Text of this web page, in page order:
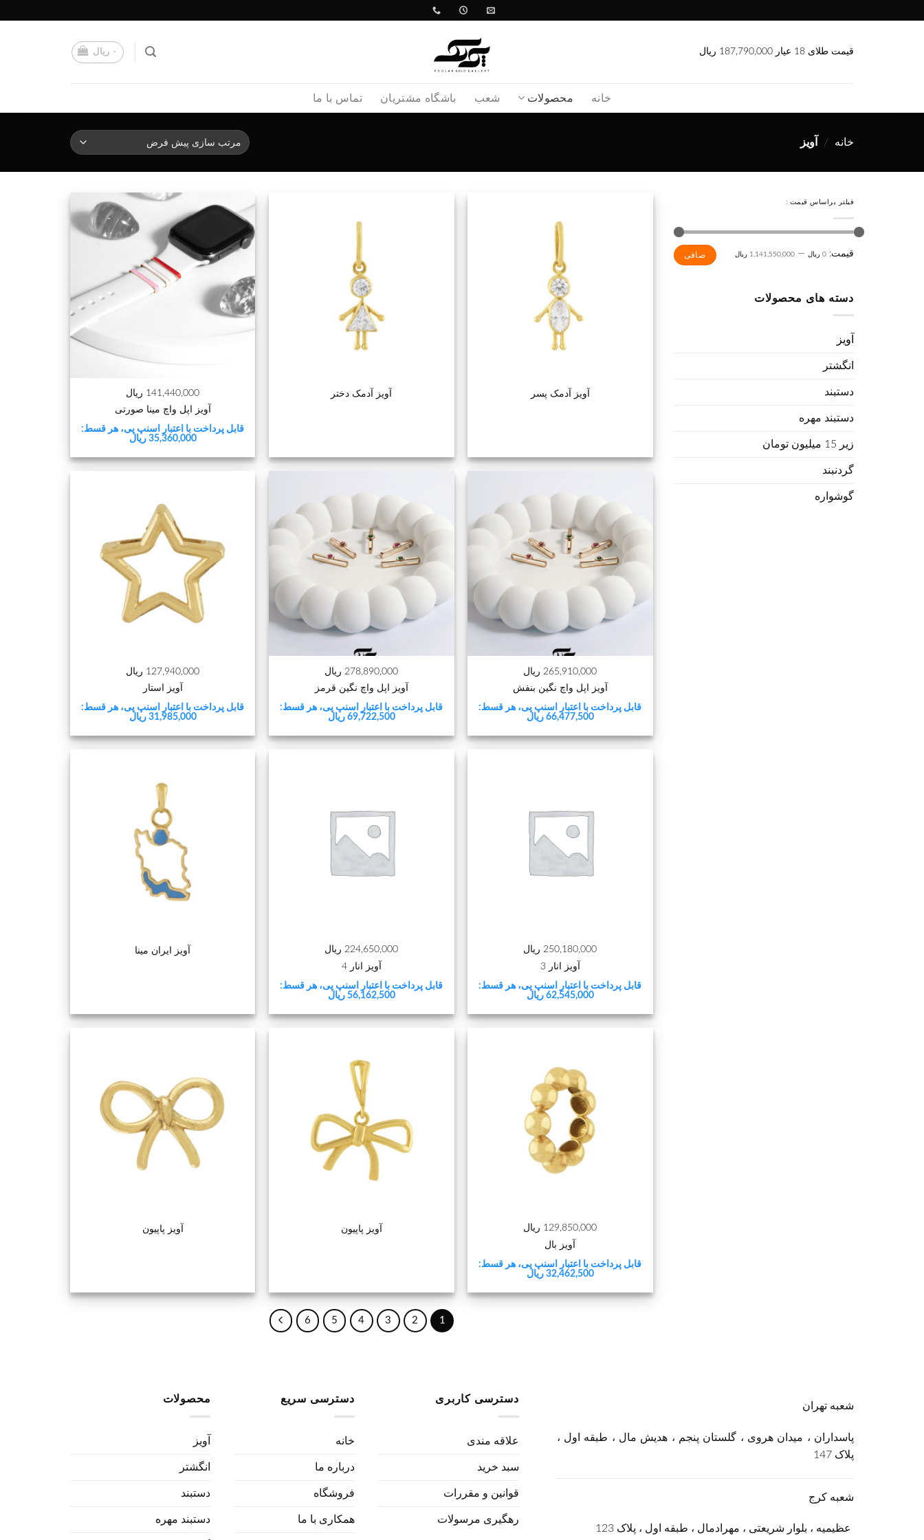
قیمت طلای 18 عیار 187,790,000 ریال ۰ ریال
خانه محصولات شعب باشگاه مشتریان تماس با ما
خانه / آویز
فیلتر براساس قیمت :
قیمت
قيمت
صافی قيمت: 0 ریال — 1,141,550,000 ریال
دسته های محصولات
آویز
انگشتر
دستبند
دستبند مهره
زیر 15 میلیون تومان
گردنبند
گوشواره
آویز آدمک پسر آویز آدمک دختر
141,440,000 ریال
آویز اپل واچ مینا صورتی
قابل پرداخت با اعتبار اسنپ پی، هر قسط:
35,360,000 ریال
265,910,000 ریال
آویز اپل واچ نگین بنفش
قابل پرداخت با اعتبار اسنپ پی، هر قسط:
66,477,500 ریال
278,890,000 ریال
آویز اپل واچ نگین قرمز
قابل پرداخت با اعتبار اسنپ پی، هر قسط:
69,722,500 ریال
127,940,000 ریال
آویز استار
قابل پرداخت با اعتبار اسنپ پی، هر قسط:
31,985,000 ریال
250,180,000 ریال
آویز انار 3
قابل پرداخت با اعتبار اسنپ پی، هر قسط:
62,545,000 ریال
224,650,000 ریال
آویز انار 4
قابل پرداخت با اعتبار اسنپ پی، هر قسط:
56,162,500 ریال
آویز ایران مینا
129,850,000 ریال
آویز بال
قابل پرداخت با اعتبار اسنپ پی، هر قسط:
32,462,500 ریال
آویز پاپیون آویز پاپیون
1
2
3
4
5
6
شعبه تهران
پاسداران ، میدان هروی ، گلستان پنجم ، هدیش مال ، طبقه اول ،
پلاک 147
شعبه کرج
عظیمیه ، بلوار شریعتی ، مهرادمال ، طبقه اول ، پلاک 123
دسترسی کاربری
علاقه مندی
سبد خرید
قوانین و مقررات
رهگیری مرسولات
دسترسی سریع
خانه
درباره ما
فروشگاه
همکاری با ما
محصولات
آویز
انگشتر
دستبند
دستبند مهره